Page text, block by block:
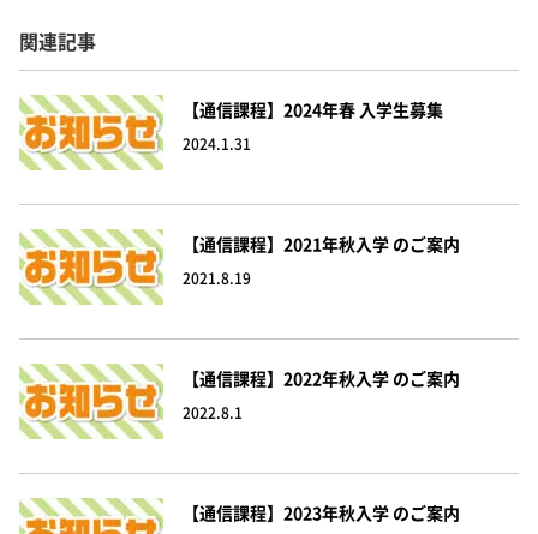
e
b
o
o
k
r
関連記事
【通信課程】2024年春 入学生募集
2024.1.31
【通信課程】2021年秋入学 のご案内
2021.8.19
【通信課程】2022年秋入学 のご案内
2022.8.1
【通信課程】2023年秋入学 のご案内